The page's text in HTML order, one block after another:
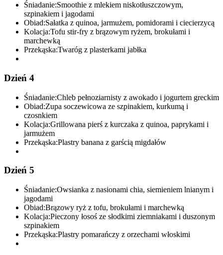
Śniadanie:Smoothie z mlekiem niskotłuszczowym,
szpinakiem i jagodami
Obiad:Sałatka z quinoa, jarmużem, pomidorami i ciecierzycą
Kolacja:Tofu stir-fry z brązowym ryżem, brokułami i
marchewką
Przekąska:Twaróg z plasterkami jabłka
Dzień 4
Śniadanie:Chleb pełnoziarnisty z awokado i jogurtem greckim
Obiad:Zupa soczewicowa ze szpinakiem, kurkumą i
czosnkiem
Kolacja:Grillowana pierś z kurczaka z quinoa, paprykami i
jarmużem
Przekąska:Plastry banana z garścią migdałów
Dzień 5
Śniadanie:Owsianka z nasionami chia, siemieniem lnianym i
jagodami
Obiad:Brązowy ryż z tofu, brokułami i marchewką
Kolacja:Pieczony łosoś ze słodkimi ziemniakami i duszonym
szpinakiem
Przekąska:Plastry pomarańczy z orzechami włoskimi